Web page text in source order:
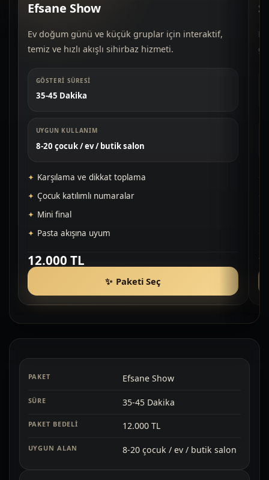
Efsane Show
Ev doğum günü ve küçük gruplar için interaktif,
temiz ve hızlı akışlı sihirbaz hizmeti.
GÖSTERI SÜRESI
35-45 Dakika
UYGUN KULLANIM
8-20 çocuk / ev / butik salon
Karşılama ve dikkat toplama
Çocuk katılımlı numaralar
Mini final
Pasta akışına uyum
12.000 TL
Paketi Seç
Efsane Show
35-45 Dakika
12.000 TL
8-20 çocuk / ev / butik salon